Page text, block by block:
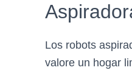
Los robots
valore un hogar